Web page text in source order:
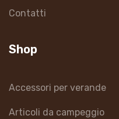
Contatti
Shop
Accessori per verande
Articoli da campeggio